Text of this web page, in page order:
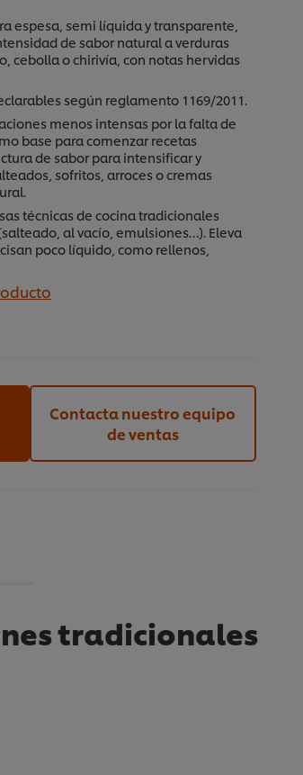
espesa, semi líquida y transparente,
de sabor natural a verduras
cebolla o chirivía, con notas hervidas
según reglamento 1169/2011.
menos intensas por la falta de
base para comenzar recetas
de sabor para intensificar y
sofritos, arroces o cremas
técnicas de cocina tradicionales
al vacío, emulsiones…). Eleva
poco líquido, como rellenos,
Contacta nuestro equipo
de ventas
tradicionales